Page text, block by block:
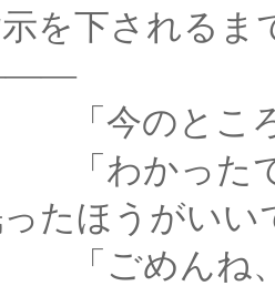
を下される
ろ、だ
でござる
たほうがいい
ね、心配